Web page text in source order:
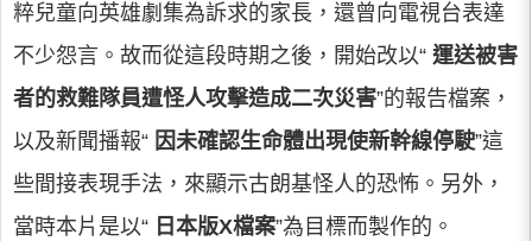
粹兒童向英雄劇集為訴求的家長，還曾向電視台表達
不少怨言。故而從這段時期之後，開始改以“ 運送被害
者的救難隊員遭怪人攻擊造成二次災害”的報告檔案，
以及新聞播報“ 因未確認生命體出現使新幹線停駛”這
些間接表現手法，來顯示古朗基怪人的恐怖。另外，
當時本片是以“ 日本版X檔案”為目標而製作的。